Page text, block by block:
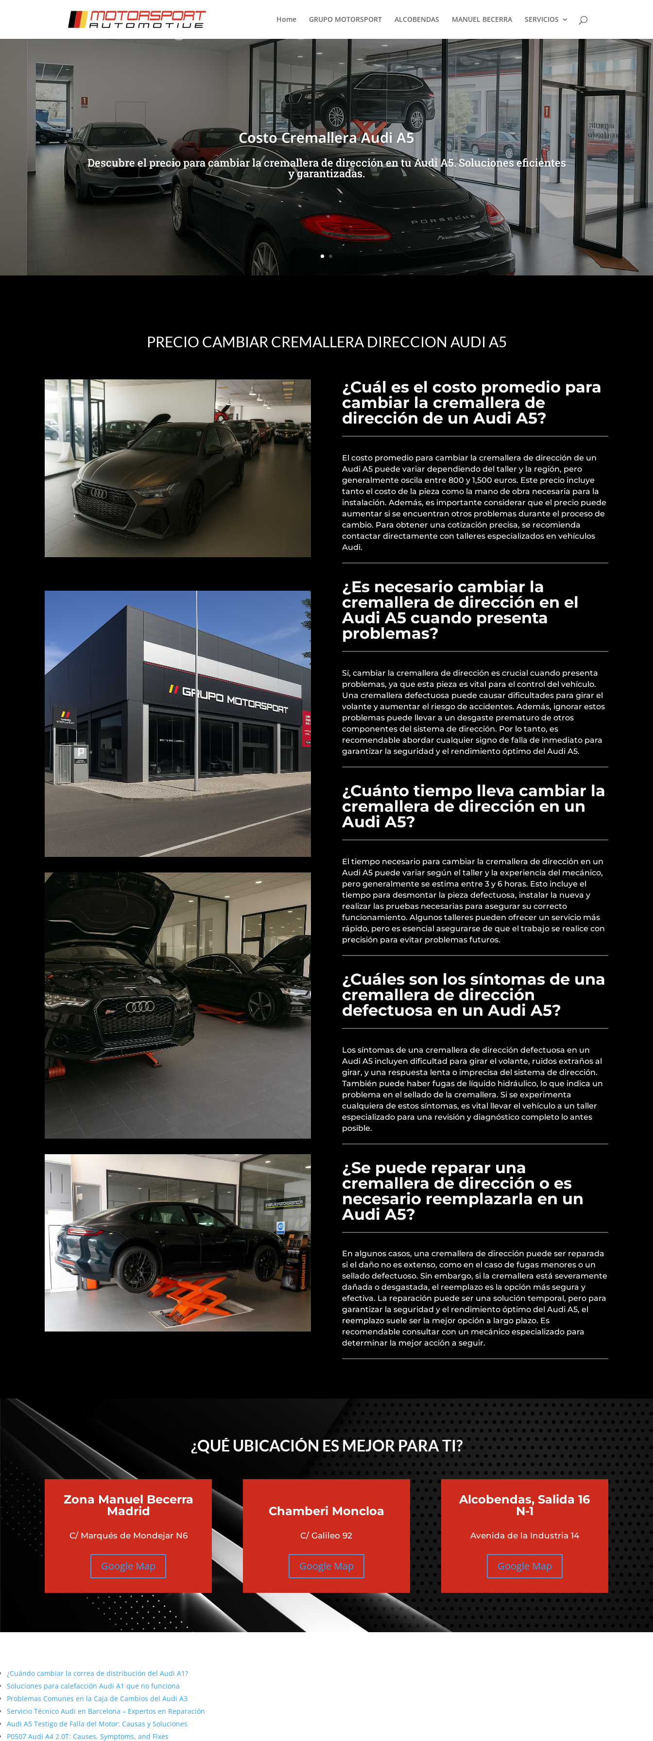
Home GRUPO MOTORSPORT ALCOBENDAS MANUEL BECERRA SERVICIOS
Costo Cremallera Audi A5
Descubre el precio para cambiar la cremallera de dirección en tu Audi A5. Soluciones eficientes
y garantizadas.
PRECIO CAMBIAR CREMALLERA DIRECCION AUDI A5
¿Cuál es el costo promedio para
cambiar la cremallera de
dirección de un Audi A5?
El costo promedio para cambiar la cremallera de dirección de un
Audi A5 puede variar dependiendo del taller y la región, pero
generalmente oscila entre 800 y 1,500 euros. Este precio incluye
tanto el costo de la pieza como la mano de obra necesaria para la
instalación. Además, es importante considerar que el precio puede
aumentar si se encuentran otros problemas durante el proceso de
cambio. Para obtener una cotización precisa, se recomienda
contactar directamente con talleres especializados en vehículos
Audi.
¿Es necesario cambiar la
cremallera de dirección en el
Audi A5 cuando presenta
problemas?
Sí, cambiar la cremallera de dirección es crucial cuando presenta
problemas, ya que esta pieza es vital para el control del vehículo.
Una cremallera defectuosa puede causar dificultades para girar el
volante y aumentar el riesgo de accidentes. Además, ignorar estos
problemas puede llevar a un desgaste prematuro de otros
componentes del sistema de dirección. Por lo tanto, es
recomendable abordar cualquier signo de falla de inmediato para
garantizar la seguridad y el rendimiento óptimo del Audi A5.
¿Cuánto tiempo lleva cambiar la
cremallera de dirección en un
Audi A5?
El tiempo necesario para cambiar la cremallera de dirección en un
Audi A5 puede variar según el taller y la experiencia del mecánico,
pero generalmente se estima entre 3 y 6 horas. Esto incluye el
tiempo para desmontar la pieza defectuosa, instalar la nueva y
realizar las pruebas necesarias para asegurar su correcto
funcionamiento. Algunos talleres pueden ofrecer un servicio más
rápido, pero es esencial asegurarse de que el trabajo se realice con
precisión para evitar problemas futuros.
¿Cuáles son los síntomas de una
cremallera de dirección
defectuosa en un Audi A5?
Los síntomas de una cremallera de dirección defectuosa en un
Audi A5 incluyen dificultad para girar el volante, ruidos extraños al
girar, y una respuesta lenta o imprecisa del sistema de dirección.
También puede haber fugas de líquido hidráulico, lo que indica un
problema en el sellado de la cremallera. Si se experimenta
cualquiera de estos síntomas, es vital llevar el vehículo a un taller
especializado para una revisión y diagnóstico completo lo antes
posible.
¿Se puede reparar una
cremallera de dirección o es
necesario reemplazarla en un
Audi A5?
En algunos casos, una cremallera de dirección puede ser reparada
si el daño no es extenso, como en el caso de fugas menores o un
sellado defectuoso. Sin embargo, si la cremallera está severamente
dañada o desgastada, el reemplazo es la opción más segura y
efectiva. La reparación puede ser una solución temporal, pero para
garantizar la seguridad y el rendimiento óptimo del Audi A5, el
reemplazo suele ser la mejor opción a largo plazo. Es
recomendable consultar con un mecánico especializado para
determinar la mejor acción a seguir.
¿QUÉ UBICACIÓN ES MEJOR PARA TI?
Zona Manuel Becerra
Madrid
C/ Marqués de Mondejar N6
Google Map
Chamberi Moncloa
C/ Galileo 92
Google Map
Alcobendas, Salida 16
N-1
Avenida de la Industria 14
Google Map
¿Cuándo cambiar la correa de distribución del Audi A1?
Soluciones para calefacción Audi A1 que no funciona
Problemas Comunes en la Caja de Cambios del Audi A3
Servicio Técnico Audi en Barcelona – Expertos en Reparación
Audi A5 Testigo de Falla del Motor: Causas y Soluciones
P0507 Audi A4 2.0T: Causes, Symptoms, and Fixes